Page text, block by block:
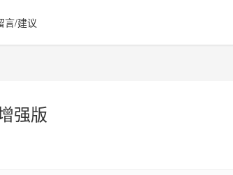
言/建议
强版